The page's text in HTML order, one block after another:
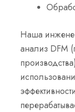
Наша
анализ DFM